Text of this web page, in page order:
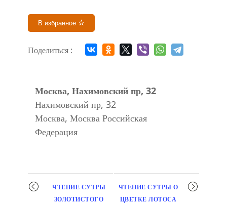
В избранное
Поделиться :
Москва, Нахимовский пр, 32
Нахимовский пр, 32
Москва, Москва Российская
Федерация
Мероприятие
ЧТЕНИЕ СУТРЫ
ЗОЛОТИСТОГО
ЧТЕНИЕ СУТРЫ О
ЦВЕТКЕ ЛОТОСА